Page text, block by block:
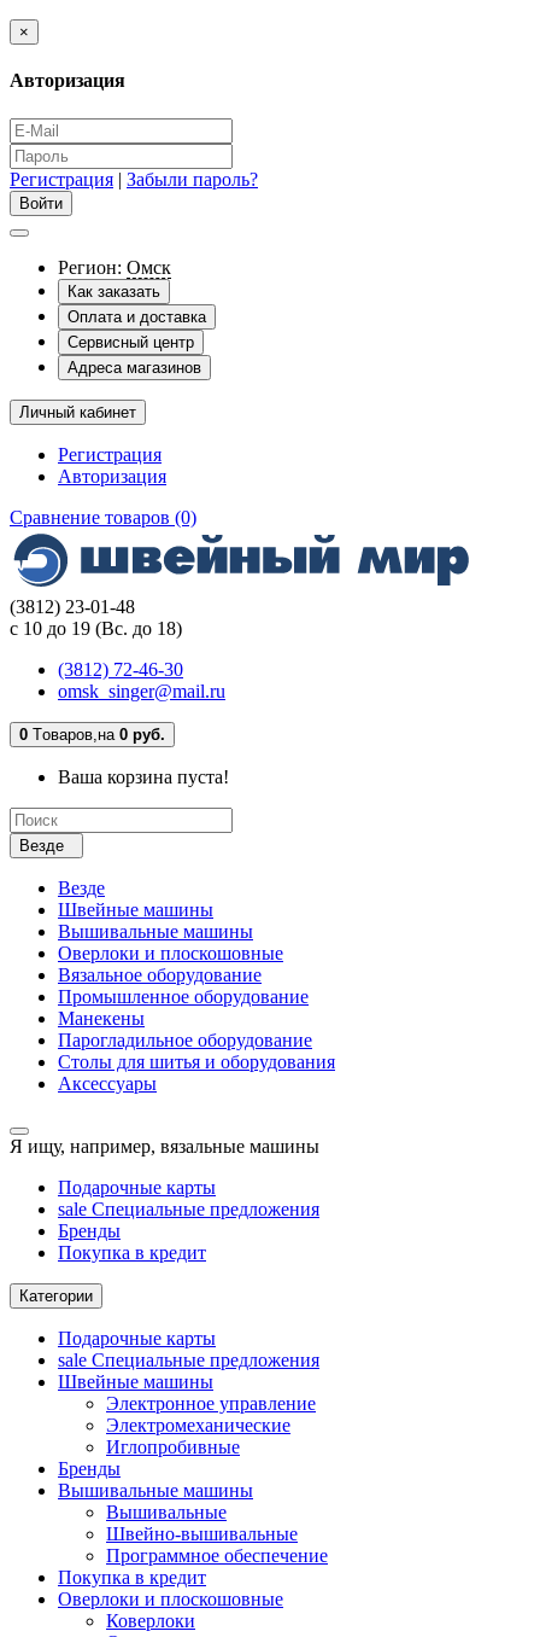
×
Авторизация
Регистрация | Забыли пароль?
Регион: Омск
Как заказать
Оплата и доставка
Сервисный центр
Адреса магазинов
Личный кабинет
Регистрация
Авторизация
Сравнение товаров (0)
(3812) 23-01-48
с 10 до 19 (Вс. до 18)
(3812) 72-46-30
omsk_singer@mail.ru
0 Tоваров,на 0 руб.
Ваша корзина пуста!
Везде
Везде
Швейные машины
Вышивальные машины
Оверлоки и плоскошовные
Вязальное оборудование
Промышленное оборудование
Манекены
Парогладильное оборудование
Столы для шитья и оборудования
Аксессуары
Я ищу, например, вязальные машины
Подарочные карты
sale Специальные предложения
Бренды
Покупка в кредит
Категории
Подарочные карты
sale Специальные предложения
Швейные машины
Электронное управление
Электромеханические
Иглопробивные
Бренды
Вышивальные машины
Вышивальные
Швейно-вышивальные
Программное обеспечение
Покупка в кредит
Оверлоки и плоскошовные
Коверлоки